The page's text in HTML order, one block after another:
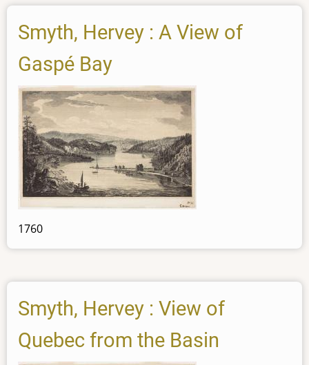
Smyth, Hervey : A View of
Gaspé Bay
1760
Smyth, Hervey : View of
Quebec from the Basin